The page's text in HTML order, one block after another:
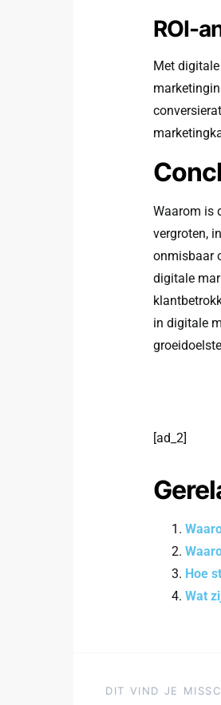
ROI-
Met
Waarom is
vergroten,
onmisbaar
digitale
in digitale
[ad_2]
Hoe
Wat
DIT VIND JE